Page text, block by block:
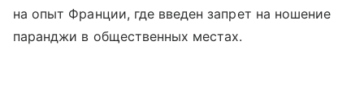
на опыт Франции, где введен запрет на ношение
паранджи в общественных местах.